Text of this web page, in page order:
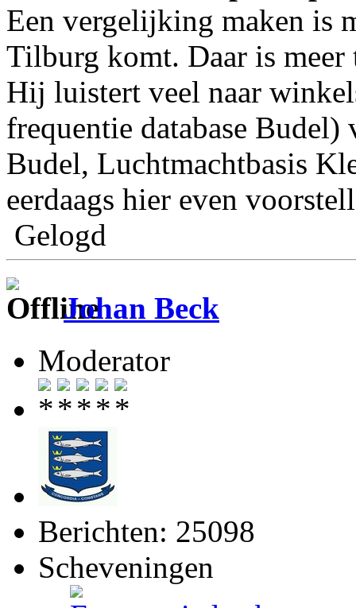
Een vergelijking maken is
Tilburg komt. Daar is
Hij luistert veel naar
frequentie database
Budel, Luchtmachtbasis
eerdaags hier even
Gelogd
Johan Beck
Moderator
Berichten: 25098
Scheveningen